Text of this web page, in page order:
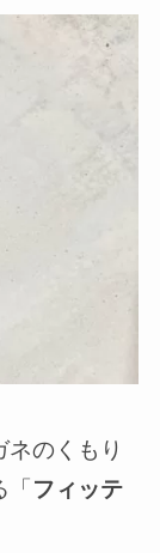
のくもり
「フィッテ